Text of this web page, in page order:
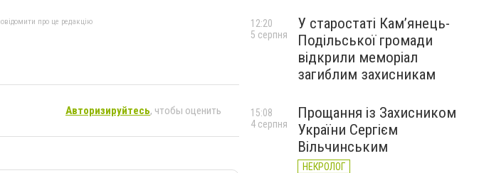
про це редакцію
Авторизируйтесь, чтобы оценить
У старостаті Кам’янець-
Подільської громади
відкрили меморіал
загиблим захисникам
12:20
5 серпня
Прощання із Захисником
України Сергієм
Вільчинським
НЕКРОЛОГ
15:08
4 серпня